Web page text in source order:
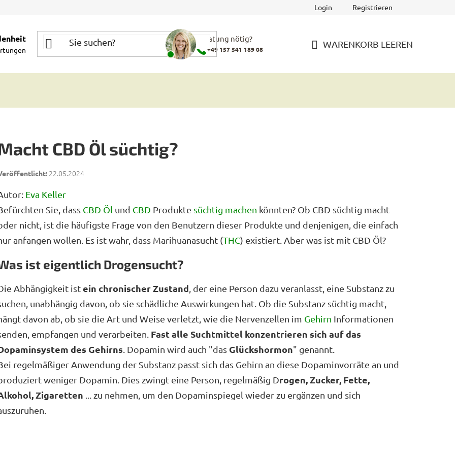
Login Registrieren
Beratung nötig?
+49 157 541 189 08 WARENKORB LEEREN
CBD Öl süchtig?
22.05.2024
Eva Keller
Sie, dass CBD Öl und CBD Produkte süchtig machen könnten? Ob CBD süchtig macht
nicht, ist die häufigste Frage von den Benutzern dieser Produkte und denjenigen, die einfach
anfangen wollen. Es ist wahr, dass Marihuanasucht (THC) existiert. Aber was ist mit CBD Öl?
ist eigentlich Drogensucht?
Abhängigkeit istein chronischer Zustand, der eine Person dazu veranlasst, eine Substanz zu
unabhängig davon, ob sie schädliche Auswirkungen hat. Ob die Substanz süchtig macht,
davon ab, ob sie die Art und Weise verletzt, wie die Nervenzellen im Gehirn Informationen
empfangen und verarbeiten. Fast alle Suchtmittel konzentrieren sich auf das
des Gehirns. Dopamin wird auch "das Glückshormon" genannt.
regelmäßiger Anwendung der Substanz passt sich das Gehirn an diese Dopaminvorräte an und
weniger Dopamin. Dies zwingt eine Person, regelmäßig Drogen, Zucker, Fette,
Zigaretten ... zu nehmen, um den Dopaminspiegel wieder zu ergänzen und sich